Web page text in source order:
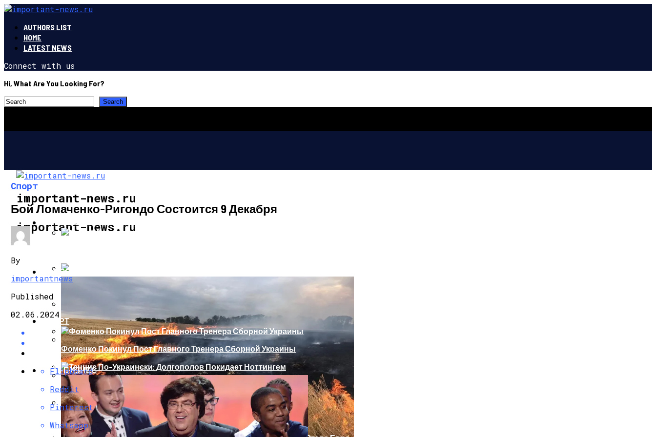
AUTHORS LIST
HOME
LATEST NEWS
Connect with us
Hi, What Are You Looking For?
important-news.ru
important-news.ru
ИНТЕРЕСНОЕ И ПОЗНАВАТЕЛЬНОЕ
В Сети Высмеяли Свадебный Подарок Путина Главе МИД Австрии
«Князь, Где Вы Шлялись»: В Сети Высмеяли Российский Лайнер, «заблудившийся» В Крыму
Репетицию Парада В Киеве Высмеяли Веселыми Фотожабами
В Швеции Белый Медведь Застрял В Окне Отеля, Знатно Позавтракав
НОВОСТИ
СПОРТ
Фоменко Покинул Пост Главного Тренера Сборной Украины
Теннис По-Украински: Долгополов Покидает Ноттингем
Роналду Остается В «Реале» До 2020 Года
ШОУ-БИЗНЕС
Спорт
Бой Ломаченко-Ригондо Состоится 9 Декабря
By
importantnews
Published
02.06.2024
Flipboard
Reddit
Pinterest
Whatsapp